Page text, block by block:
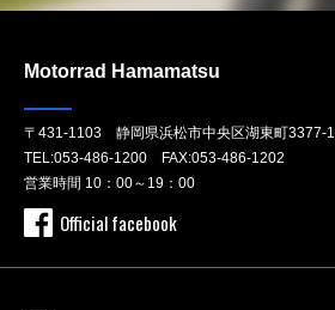
Motorrad Hamamatsu
〒431-1103 静岡県浜松市中央区湖東町3377-1
TEL:053-486-1200 FAX:053-486-1202
営業時間 10：00～19：00
Official facebook